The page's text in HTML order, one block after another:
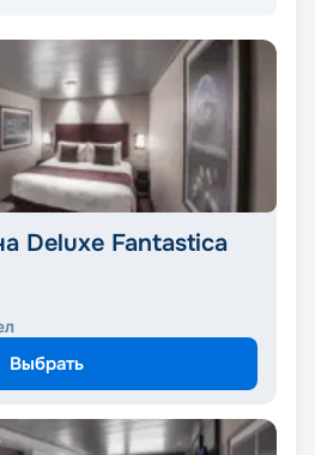
Deluxe Fantastica
Выбрать